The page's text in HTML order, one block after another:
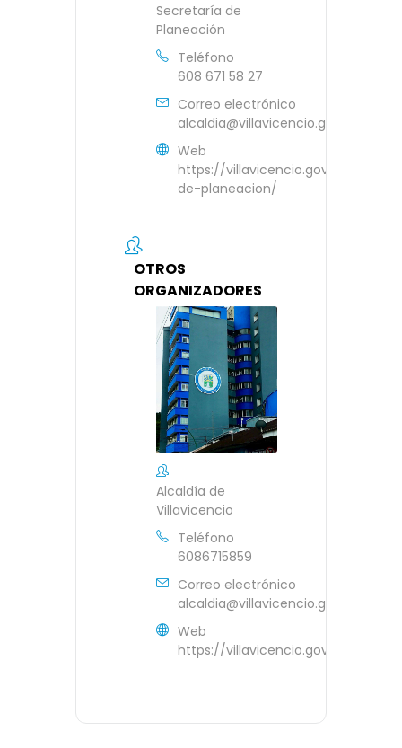
Secretaría de
Planeación
Teléfono
608 671 58 27
Correo electrónico
alcaldia@villavicencio.gov.co
Web
https://villavicencio.gov.co/
de-planeacion/
OTROS
ORGANIZADORES
Alcaldía de
Villavicencio
Teléfono
6086715859
Correo electrónico
alcaldia@villavicencio.gov.co
Web
https://villavicencio.gov.co/